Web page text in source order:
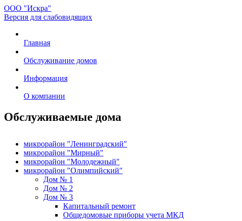
ООО "Искра"
Версия для слабовидящих
Главная
Обслуживание домов
Информация
О компании
Обслуживаемые дома
микрорайон "Ленинградский"
микрорайон "Мирный"
микрорайон "Молодежный"
микрорайон "Олимпийский"
Дом № 1
Дом № 2
Дом № 3
Капитальный ремонт
Общедомовые приборы учета МКД